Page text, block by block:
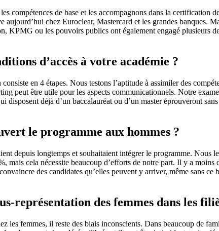
compétences de base et les accompagnons dans la
aujourd’hui chez Euroclear, Mastercard et les grandes banques.
KPMG ou les pouvoirs publics ont également engagé plusieurs
d’accès à votre académie ?
en 4 étapes. Nous testons l’aptitude à assimiler des
peut être utile pour les aspects communicationnels. Notre
disposent déjà d’un baccalauréat ou d’un master éprouveront
le programme aux hommes ?
depuis longtemps et souhaitaient intégrer le programme.
mais cela nécessite beaucoup d’efforts de notre part. Il y a
des candidates qu’elles peuvent y arriver, même sans ce
représentation des femmes dans les
les femmes, il reste des biais inconscients. Dans beaucoup de